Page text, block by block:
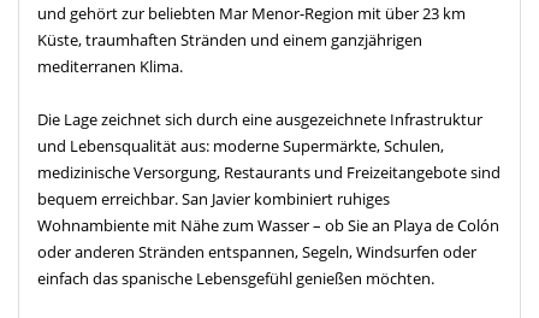
und gehört zur beliebten Mar Menor-Region mit über 23 km
Küste, traumhaften Stränden und einem ganzjährigen
mediterranen Klima.
Die Lage zeichnet sich durch eine ausgezeichnete Infrastruktur
und Lebensqualität aus: moderne Supermärkte, Schulen,
medizinische Versorgung, Restaurants und Freizeitangebote sind
bequem erreichbar. San Javier kombiniert ruhiges
Wohnambiente mit Nähe zum Wasser – ob Sie an Playa de Colón
oder anderen Stränden entspannen, Segeln, Windsurfen oder
einfach das spanische Lebensgefühl genießen möchten.